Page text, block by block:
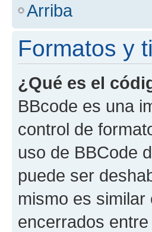
Arriba
Formatos y
¿Qué es el
BBcode es una
control de
uso de BBCode
puede ser
mismo es
encerrados